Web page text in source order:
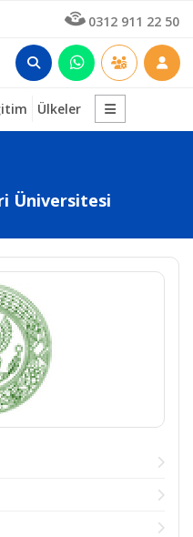
0312 911 22 50
Ülkeler
Üniversitesi